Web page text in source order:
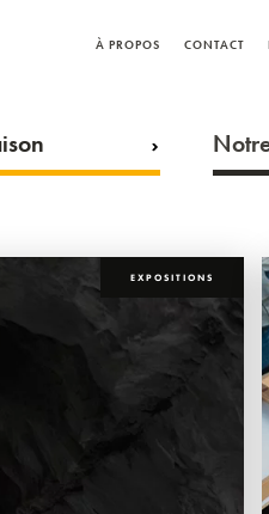
À PROPOS CONTACT
EXPOSITIONS